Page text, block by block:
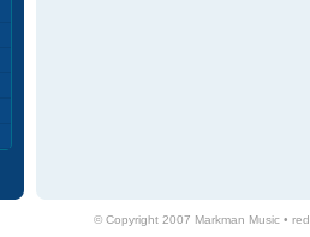
© Copyright 2007 Markman Music •